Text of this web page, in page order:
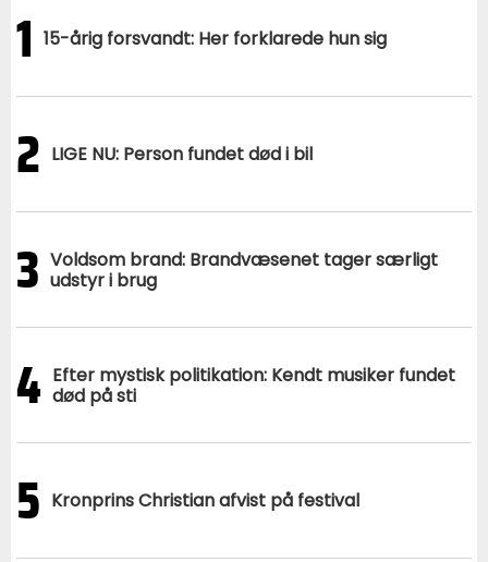
1 15-årig forsvandt: Her forklarede hun sig
2 LIGE NU: Person fundet død i bil
3 Voldsom brand: Brandvæsenet tager særligt
udstyr i brug
4 Efter mystisk politikation: Kendt musiker fundet
død på sti
5 Kronprins Christian afvist på festival